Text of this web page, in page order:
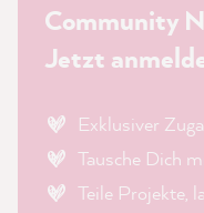
Community
Jetzt
Exklusiver
Tausche Dich
Teile Projekte,